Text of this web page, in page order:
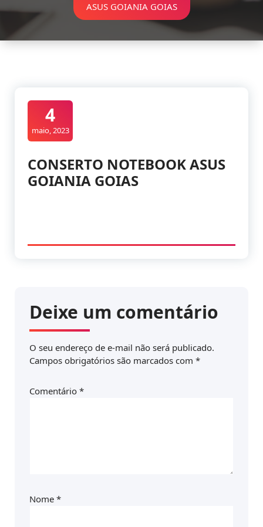
ASUS GOIANIA GOIAS
4
maio, 2023
CONSERTO NOTEBOOK ASUS
GOIANIA GOIAS
Deixe um comentário
O seu endereço de e-mail não será publicado.
Campos obrigatórios são marcados com *
Comentário *
Nome *